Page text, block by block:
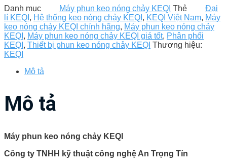
Danh mục
Máy phun keo nóng chảy KEQI Thẻ
Đại
lí KEQI , Hệ thống keo nóng chảy KEQI , KEQI Việt Nam, Máy
keo nóng chảy KEQI chính hãng, Máy phun keo nóng chảy
KEQI , Máy phun keo nóng chảy KEQI giá tốt, Phân phối
KEQI , Thiết bị phun keo nóng chảy KEQI Thương hiệu:
KEQI
Mô tả
Mô tả
Máy phun keo nóng chảy KEQI
Công ty TNHH kỹ thuật công nghệ An Trọng Tín